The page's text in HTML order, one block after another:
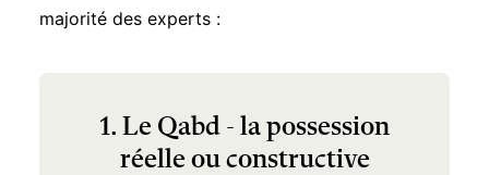
majorité des experts :
1. Le Qabd - la possession
réelle ou constructive